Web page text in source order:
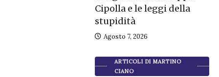
Cipolla e le leggi della
stupidità
Agosto 7, 2026
ARTICOLI DI MARTINO
CIANO